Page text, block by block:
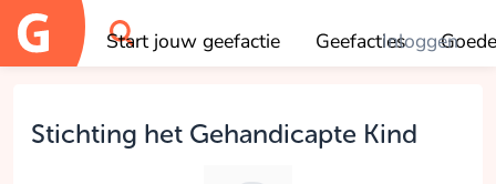
Start jouw geefactie GeefactiesInloggen
OK
Stichting het Gehandicapte Kind